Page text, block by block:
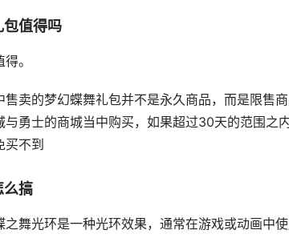
包值得吗
。
卖的梦幻蝶舞礼包并不是永久商品，而是限售
与勇士的商城当中购买，如果超过30天的范围之
买不到
么搞
舞光环是一种光环效果，通常在游戏或动画中使